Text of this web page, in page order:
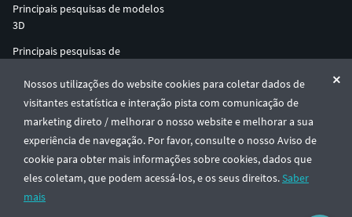
Nossos utilizações do website cookies para coletar dados de
visitantes estatística e interação pista com comunicação de
marketing direto / melhorar o nosso website e melhorar a sua
experiência de navegação. Por favor, consulte o nosso Aviso de
cookie para obter mais informações sobre cookies, dados que
eles coletam, que podem acessá-los, e os seus direitos. Saber
mais
Principais pesquisas de modelos
3D
Principais pesquisas de
ENTERPRISE 3D AT SCALE
© CGTrader 2011-2026
UAB CGTrader, Antakalnio st. 17, Vilnius, Lithuania
Termos e CondiçõesPrivacidade🇵🇹 Português